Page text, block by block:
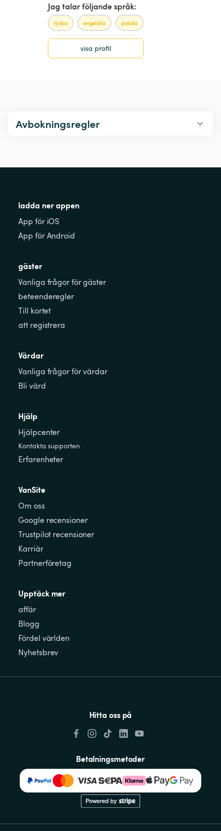
Jag talar följande språk:
tyska engelska polska
visa profil
Avbokningsregler
ladda ner appen
App för iOS
App för Android
gäster
Vanliga frågor för gäster
beteenderegler
Till kortet
att registrera
Värdar
Vanliga frågor för värdar
Bli värd
Hjälp
Hjälpcenter
Kontakta supporten
Erfarenheter
VanSite
Om oss
Google recensioner
Trustpilot recensioner
Karriär
Partnerföretag
Upptäck mer
affär
Blogg
Fördel världen
Nyhetsbrev
Hitta oss på
Betalningsmetoder